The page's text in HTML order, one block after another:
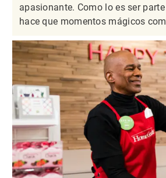
apasionante. Como lo es ser
hace que momentos mágicos